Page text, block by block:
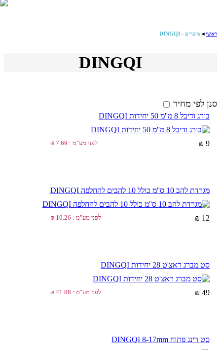
ראשי◄ מוצרים - DINGQI
DINGQI
סנן לפי מחיר
בורג ודיבל 8 מ''מ 50 יחידות DINGQI
לפני מע"מ : 7.69 ₪ 9 ₪
מגרדת להב 10 ס''מ כולל 10 להבים להחלפה DINGQI
לפני מע"מ : 10.26 ₪ 12 ₪
סט מברג ראצ'ט 28 יחידות DINGQI
לפני מע"מ : 41.88 ₪ 49 ₪
סט רינג פתוח DINGQI 8-17mm